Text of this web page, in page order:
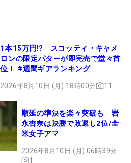
1本15万円!? スコッティ・キャメ
ロンの限定パターが即完売で堂々首
位！ #週間ギアランキング
2026年8月10日 (月) 18時00分 11
順延の準決を楽々突破も 岩
永杏奈は決勝で敗退し2位/全
米女子アマ
2026年8月10日 (月) 06時39分
1